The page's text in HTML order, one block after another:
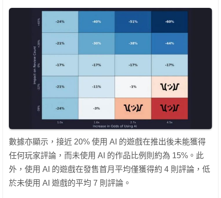
數據亦顯示，接近 20% 使用 AI 的遊戲在推出後未能獲得
任何玩家評論，而未使用 AI 的作品比例則約為 15%。此
外，使用 AI 的遊戲在發售首月平均僅獲得約 4 則評論，低
於未使用 AI 遊戲的平均 7 則評論。